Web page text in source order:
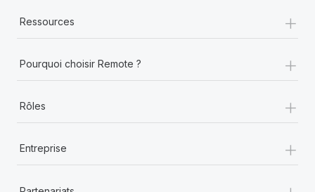
Ressources +
Pourquoi choisir Remote ? +
Rôles +
Entreprise +